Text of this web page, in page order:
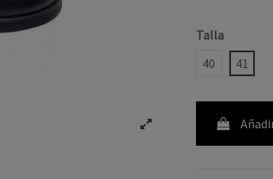
Talla
40
41